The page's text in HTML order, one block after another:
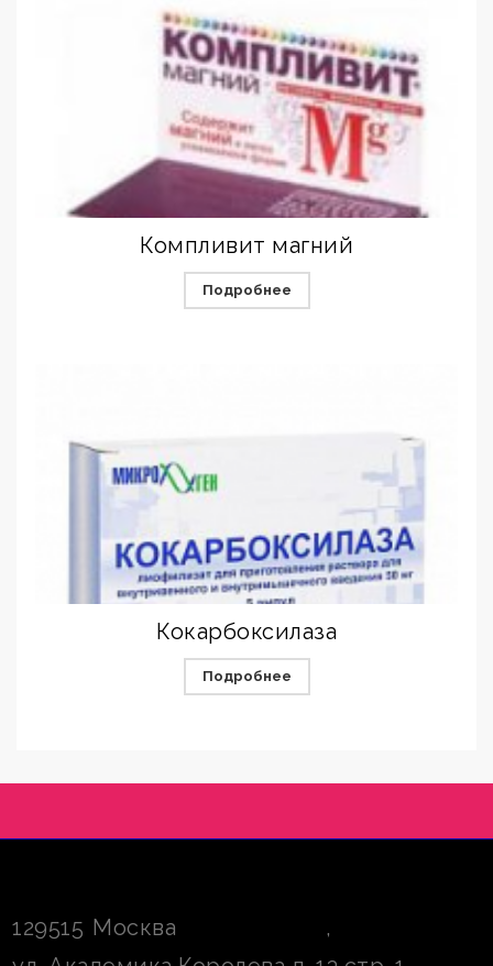
Компливит магний
Подробнее
Кокарбоксилаза
Подробнее
129515 Москва
,